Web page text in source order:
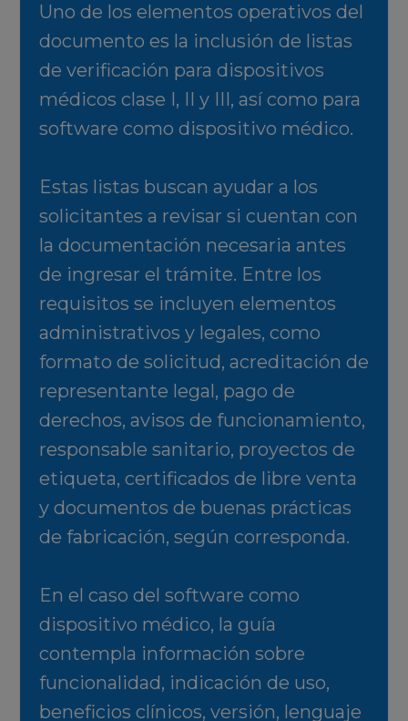
Uno de los elementos operativos del
documento es la inclusión de listas
de verificación para dispositivos
médicos clase I, II y III, así como para
software como dispositivo médico.
Estas listas buscan ayudar a los
solicitantes a revisar si cuentan con
la documentación necesaria antes
de ingresar el trámite. Entre los
requisitos se incluyen elementos
administrativos y legales, como
formato de solicitud, acreditación de
representante legal, pago de
derechos, avisos de funcionamiento,
responsable sanitario, proyectos de
etiqueta, certificados de libre venta
y documentos de buenas prácticas
de fabricación, según corresponda.
En el caso del software como
dispositivo médico, la guía
contempla información sobre
funcionalidad, indicación de uso,
beneficios clínicos, versión, lenguaje